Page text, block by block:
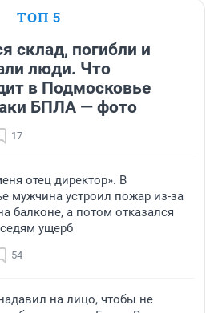
ТОП 5
склад, погибли и
люди. Что
в Подмосковье
БПЛА — фото
17
отец директор». В
мужчина устроил пожар из-за
балконе, а потом отказался
ущерб
54
на лицо, чтобы не